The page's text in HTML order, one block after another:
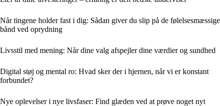
Når tingene holder fast i dig: Sådan giver du slip på de følelsesmæssige
bånd ved oprydning
Livsstil med mening: Når dine valg afspejler dine værdier og sundhed
Digital støj og mental ro: Hvad sker der i hjernen, når vi er konstant
forbundet?
Nye oplevelser i nye livsfaser: Find glæden ved at prøve noget nyt